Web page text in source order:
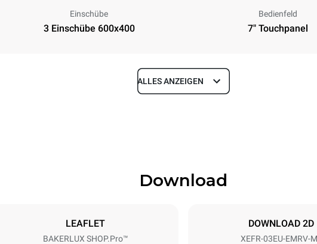
Einschübe
3 Einschübe 600x400
Bedienfeld
7" Touchpanel
Tiefe
Blechgröße
ALLES ANZEIGEN
Download
LEAFLET
BAKERLUX SHOP.Pro™
DOWNLOAD 2D
XEFR-03EU-EMRV-